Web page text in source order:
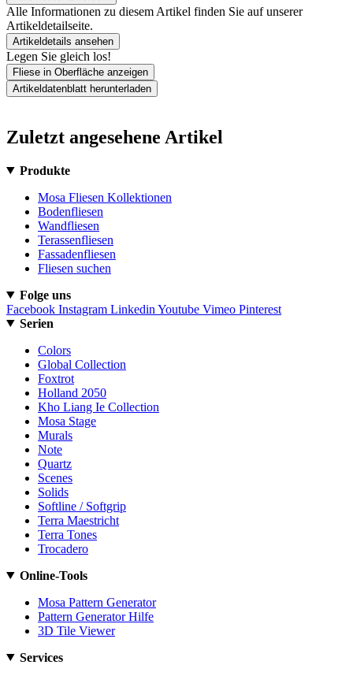
Alle Informationen zu diesem Artikel finden Sie auf unserer
Artikeldetailseite.
Artikeldetails ansehen
Legen Sie gleich los!
Fliese in Oberfläche anzeigen
Artikeldatenblatt herunterladen
Zuletzt angesehene Artikel
Produkte
Mosa Fliesen Kollektionen
Bodenfliesen
Wandfliesen
Terassenfliesen
Fassadenfliesen
Fliesen suchen
Folge uns
Facebook Instagram Linkedin Youtube Vimeo Pinterest
Serien
Colors
Global Collection
Foxtrot
Holland 2050
Kho Liang Ie Collection
Mosa Stage
Murals
Note
Quartz
Scenes
Solids
Softline / Softgrip
Terra Maestricht
Terra Tones
Trocadero
Online-Tools
Mosa Pattern Generator
Pattern Generator Hilfe
3D Tile Viewer
Services